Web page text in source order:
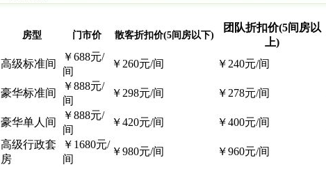
房型 门市价 散客折扣价(5间房以下)
团队折扣价(5间房以
上)
高级标准间
￥688元/
间
￥260元/间 ￥240元/间
豪华标准间
￥888元/
间
￥298元/间 ￥278元/间
豪华单人间
￥888元/
间
￥420元/间 ￥400元/间
高级行政套
房
￥1680元/
间
￥980元/间 ￥960元/间